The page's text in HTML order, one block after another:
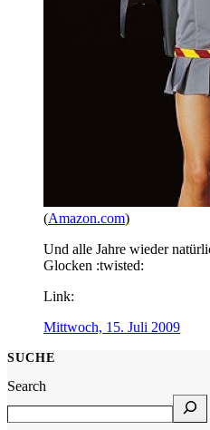
(Amazon.com)
Und alle Jahre wieder
Glocken :twisted:
Link:
Mittwoch, 15. Juli 2009
SUCHE
Search